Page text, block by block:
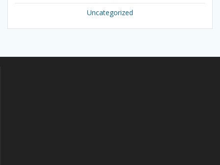
Uncategorized